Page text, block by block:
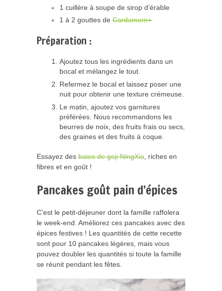
1 cuillère à soupe de sirop d’érable
1 à 2 gouttes de Cardamom+
Préparation :
Ajoutez tous les ingrédients dans un
bocal et mélangez le tout.
Refermez le bocal et laissez poser une
nuit pour obtenir une texture crémeuse.
Le matin, ajoutez vos garnitures
préférées. Nous recommandons les
beurres de noix, des fruits frais ou secs,
des graines et des fruits à coque.
Essayez des baies de goji NingXia, riches en
fibres et en goût !
Pancakes goût pain d’épices
C’est le petit-déjeuner dont la famille raffolera
le week-end. Améliorez ces pancakes avec des
épices festives ! Les quantités de cette recette
sont pour 10 pancakes légères, mais vous
pouvez doubler les quantités si toute la famille
se réunit pendant les fêtes.